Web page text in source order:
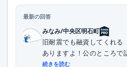
最新の回答
みなみ/中央区明石町
旧耐震でも融資してくれる
ありますよ！公のところで
DMい...
続きを読む